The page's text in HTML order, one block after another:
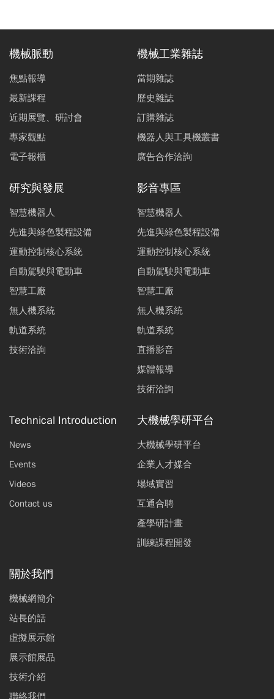
機械脈動
焦點報導
最新課程
近期展覽、研討會
專家觀點
電子報櫃
機械工業雜誌
當期雜誌
歷史雜誌
訂購雜誌
機器人與工具機叢書
廣告合作洽詢
研究與發展
智慧機器人
先進與綠色製程設備
運動控制核心系統
自動駕駛與電動車
智慧工廠
無人機系統
軌道系統
技術洽詢
影音專區
智慧機器人
先進與綠色製程設備
運動控制核心系統
自動駕駛與電動車
智慧工廠
無人機系統
軌道系統
直播影音
媒體報導
技術洽詢
Technical Introduction
News
Events
Videos
Contact us
大機械學研平台
大機械學研平台
企業人才媒合
場域實習
互通合聘
產學研計畫
訓練課程開發
關於我們
機械網簡介
站長的話
虛擬展示館
展示館展品
技術介紹
聯絡我們